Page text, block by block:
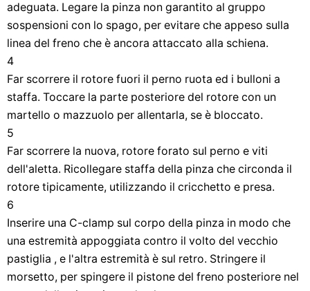
adeguata. Legare la pinza non garantito al gruppo
sospensioni con lo spago, per evitare che appeso sulla
linea del freno che è ancora attaccato alla schiena.
4
Far scorrere il rotore fuori il perno ruota ed i bulloni a
staffa. Toccare la parte posteriore del rotore con un
martello o mazzuolo per allentarla, se è bloccato.
5
Far scorrere la nuova, rotore forato sul perno e viti
dell'aletta. Ricollegare staffa della pinza che circonda il
rotore tipicamente, utilizzando il cricchetto e presa.
6
Inserire una C-clamp sul corpo della pinza in modo che
una estremità appoggiata contro il volto del vecchio
pastiglia , e l'altra estremità è sul retro. Stringere il
morsetto, per spingere il pistone del freno posteriore nel